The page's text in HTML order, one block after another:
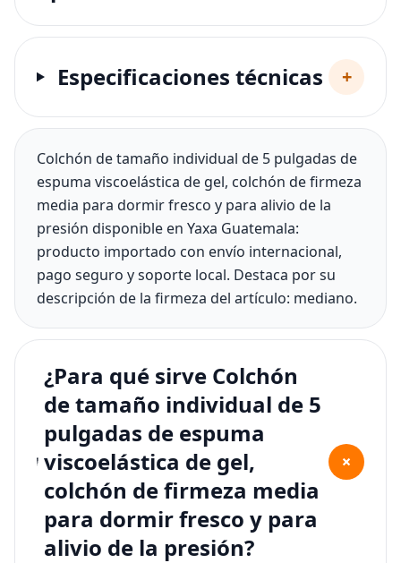
Especificaciones técnicas +
Colchón de tamaño individual de 5 pulgadas de
espuma viscoelástica de gel, colchón de firmeza
media para dormir fresco y para alivio de la
presión disponible en Yaxa Guatemala:
producto importado con envío internacional,
pago seguro y soporte local. Destaca por su
descripción de la firmeza del artículo: mediano.
¿Para qué sirve Colchón
de tamaño individual de 5
pulgadas de espuma
viscoelástica de gel,
colchón de firmeza media
para dormir fresco y para
alivio de la presión?
+